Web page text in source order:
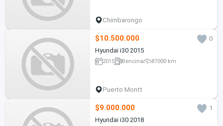
Chimbarongo
$10.500.000
0
Hyundai i30 2015
2015 Bencina 87000 km
Puerto Montt
$9.000.000
1
Hyundai i30 2018